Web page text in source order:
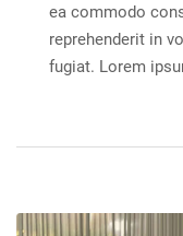
ea commodo
reprehenderit in
fugiat. Lorem